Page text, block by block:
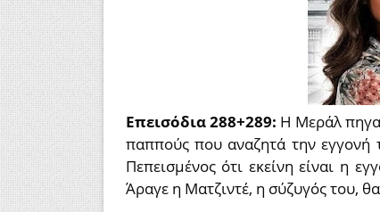
Επεισόδια 288+289: Η Μεράλ
παππούς που αναζητά την εγγονή
Πεπεισμένος ότι εκείνη είναι η
Άραγε η Ματζιντέ, η σύζυγός του,